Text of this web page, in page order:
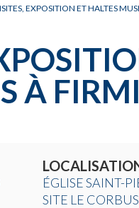
EXPOSITION ET HALTES
À
ÉGLISE SAINT-
SITE LE